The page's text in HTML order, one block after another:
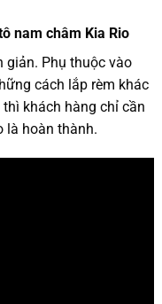
nam châm Kia Rio
giản. Phụ thuộc vào
cách lắp rèm khác
khách hàng chỉ cần
là hoàn thành.